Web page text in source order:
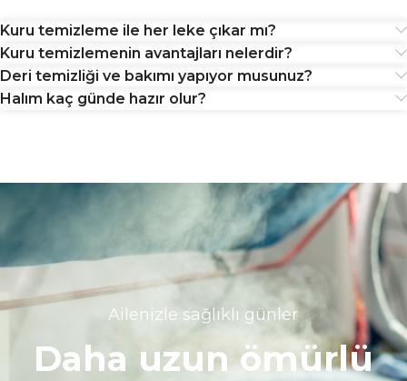
Kuru temizleme ile her leke çıkar mı?
Kuru temizlemenin avantajları nelerdir?
Deri temizliği ve bakımı yapıyor musunuz?
Halım kaç günde hazır olur?
Ailenizle sağlıklı günler
Daha uzun ömürlü